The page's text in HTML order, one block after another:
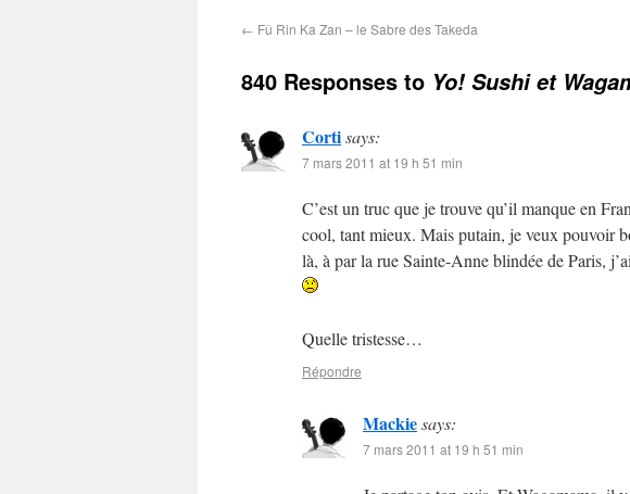
← Fû Rin Ka Zan – le Sabre des Takeda
840 Responses to Yo! Sushi et
Cortisays:
7 mars 2011 at 19 h 51 min
C’est un truc que je trouve qu’il manque en
cool, tant mieux. Mais putain, je veux pouvoir
là, à par la rue Sainte-Anne blindée de Paris,
Quelle tristesse…
Répondre
Mackiesays:
7 mars 2011 at 19 h 51 min